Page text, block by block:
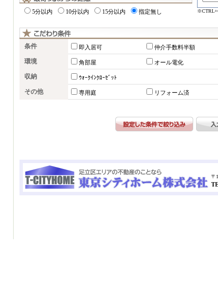
5分以内 10分以内 15分以内 指定無し
条件 即入居可 仲介手数料半額
環境 角部屋 オール電化
収納 ｳｫｰｸｲﾝｸﾛｰｾﾞｯﾄ
その他 専用庭 リフォーム済
〒